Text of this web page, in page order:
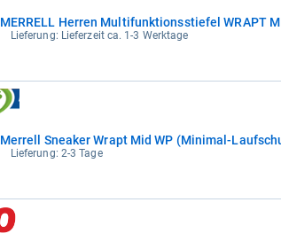
MERRELL Herren Multifunktionsstiefel WRAPT
Lieferung: Lieferzeit ca. 1-3 Werktage
Merrell Sneaker Wrapt Mid WP (Minimal-
Lieferung: 2-3 Tage